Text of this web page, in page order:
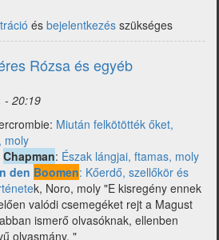
és bejelentkezés szükséges
Rózsa és egyéb
- 20:19
Miután felkötötték őket,
moly
Chapman: Észak lángjai, ftamas, moly
den Boomen: Kőerdő, szellőkör és
k, Noro, moly "E kisregény ennek
valódi csemegéket rejt a Magust
ismerő olvasóknak, ellenben
olvasmány. "